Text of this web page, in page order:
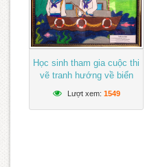
Học sinh tham gia cuộc thi
vẽ tranh hướng về biển
Lượt xem: 1549